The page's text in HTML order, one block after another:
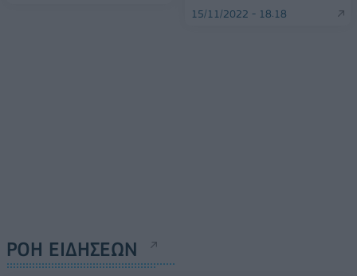
15/11/2022 - 18:18
ΡΟΗ ΕΙΔΗΣΕΩΝ